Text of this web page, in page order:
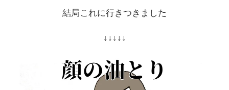
結局これに行きつきました
↓↓↓↓↓